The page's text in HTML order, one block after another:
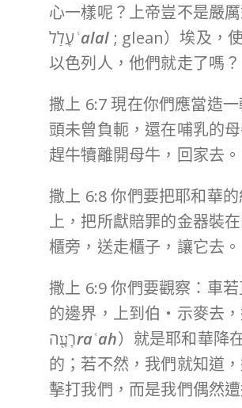
心一樣呢？上帝豈不是嚴
עָלַלʿalal ; glean）埃及，
以色列人，他們就走了嗎？
撒上 6:7 現在你們應當造
頭未曾負軛，還在哺乳的
趕牛犢離開母牛，回家去。
撒上 6:8 你們要把耶和華
上，把所獻賠罪的金器裝
櫃旁，送走櫃子，讓它去。
撒上 6:9 你們要觀察：車
的邊界，上到伯‧示麥去
רָעָ֖הraʿah）就是耶和華降
的；若不然，我們就知道
擊打我們，而是我們偶然遭